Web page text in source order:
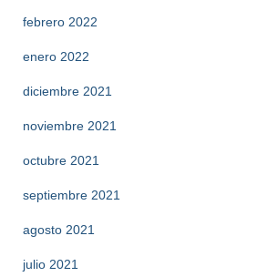
febrero 2022
enero 2022
diciembre 2021
noviembre 2021
octubre 2021
septiembre 2021
agosto 2021
julio 2021